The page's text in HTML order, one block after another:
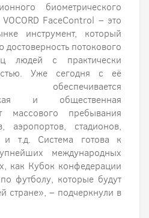
биометрического
FaceControl – это
инструмент, который
потокового
людей с практически
Уже сегодня с её
и общественная
массового пребывания
аэропортов, стадионов,
и т.д. Система готова к
международных
как Кубок конфедерации
футболу, которые будут
стране», – подчеркнули в